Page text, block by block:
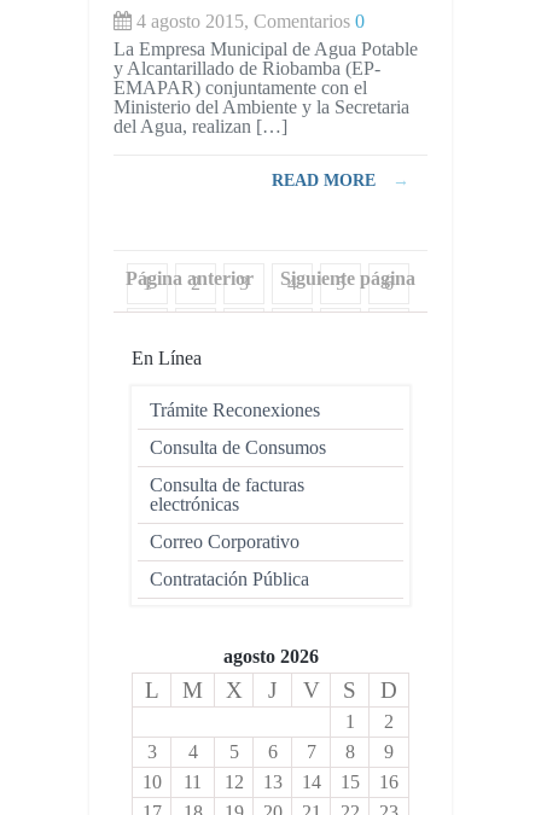
4 agosto 2015, Comentarios 0
La Empresa Municipal de Agua Potable
y Alcantarillado de Riobamba (EP-
EMAPAR) conjuntamente con el
Ministerio del Ambiente y la Secretaria
del Agua, realizan […]
READ MORE →
Página anterior
1 2 3 4 5 6
19
Siguiente página
En Línea
Trámite Reconexiones
Consulta de Consumos
Consulta de facturas
electrónicas
Correo Corporativo
Contratación Pública
agosto 2026
L M X J V S D
1
2
3
4 5 6 7 8
9
10
11 12 13 14 15
16